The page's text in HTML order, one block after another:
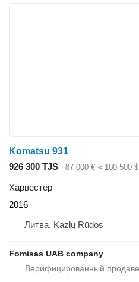
Komatsu 931
926 300 TJS
87 000 € ≈ 100 500 $
Харвестер
2016
Литва, Kazlų Rūdos
Fomisas UAB company